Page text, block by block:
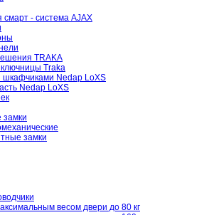
смарт - система AJAX
TRAKA
Traka
шкафчиками Nedap LoXS
Nedap LoXS
замки
замки
весом двери до 80 кг